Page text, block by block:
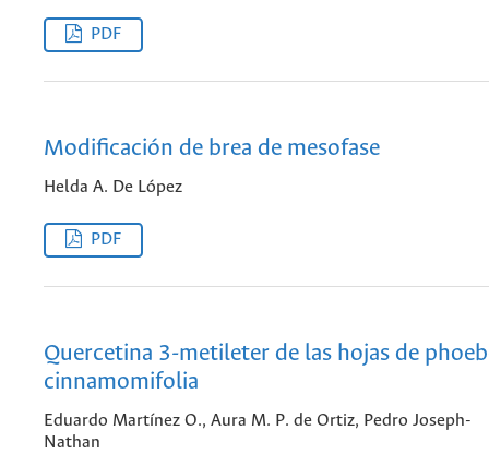
PDF
Modificación de brea de mesofase
Helda A. De López
PDF
Quercetina 3-metileter de las hojas de
cinnamomifolia
Eduardo Martínez O., Aura M. P. de Ortiz, Pedro Joseph-
Nathan